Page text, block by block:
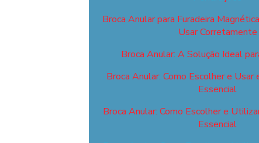
Broca Anular para Furadeira
Usar Corretamente
Broca Anular: A Solução Ideal
Broca Anular: Como Escolher e
Essencial
Broca Anular: Como Escolher e
Essencial